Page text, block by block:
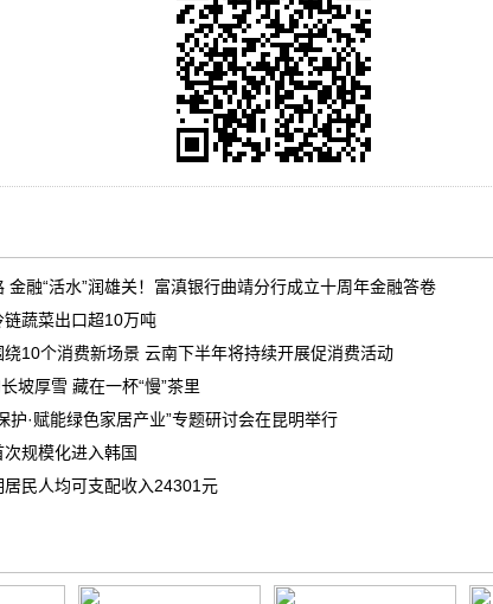
金融“活水”润雄关！富滇银行曲靖分行成立十周年金融答卷
链蔬菜出口超10万吨
绕10个消费新场景 云南下半年将持续开展促消费活动
坡厚雪 藏在一杯“慢”茶里
护·赋能绿色家居产业”专题研讨会在昆明举行
规模化进入韩国
民人均可支配收入24301元